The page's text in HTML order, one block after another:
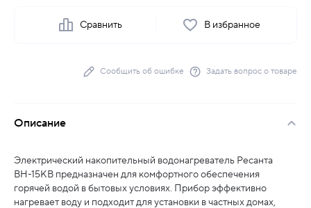
Сравнить В избранное
Сообщить об ошибке Задать вопрос о товаре
Описание
Электрический накопительный водонагреватель Ресанта
ВН-15КВ предназначен для комфортного обеспечения
горячей водой в бытовых условиях. Прибор эффективно
нагревает воду и подходит для установки в частных домах,